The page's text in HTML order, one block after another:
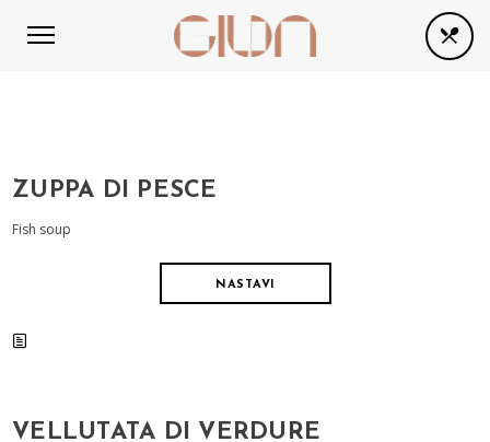
ZUPPA DI PESCE
Fish soup
NASTAVI
VELLUTATA DI VERDURE